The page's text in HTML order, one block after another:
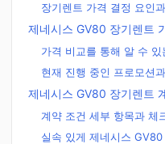
장기렌트 가격 결정 요인
제네시스 GV80 장기렌트
가격 비교를 통해 알 수 있
현재 진행 중인 프로모션
제네시스 GV80 장기렌트
계약 조건 세부 항목과 체
실속 있게 제네시스